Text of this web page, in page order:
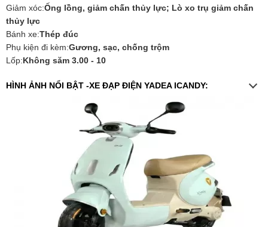
Giảm xóc:Ống lồng, giảm chấn thủy lực; Lò xo trụ giảm chấn
thủy lực
Bánh xe:Thép đúc
Phụ kiện đi kèm:Gương, sạc, chống trộm
Lốp:Không săm 3.00 - 10
HÌNH ẢNH NỔI BẬT -XE ĐẠP ĐIỆN YADEA ICANDY: